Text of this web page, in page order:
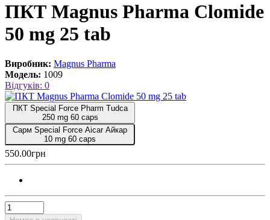
ПКТ Magnus Pharma Clomide
50 mg 25 tab
Виробник: Magnus Pharma
Модель: 1009
Відгуків: 0
ПКТ Special Force Pharm Tudca
250 mg 60 caps
Сарм Special Force Aicar Айкар
10 mg 60 caps
550.00грн